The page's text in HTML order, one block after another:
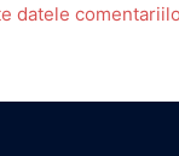
datele